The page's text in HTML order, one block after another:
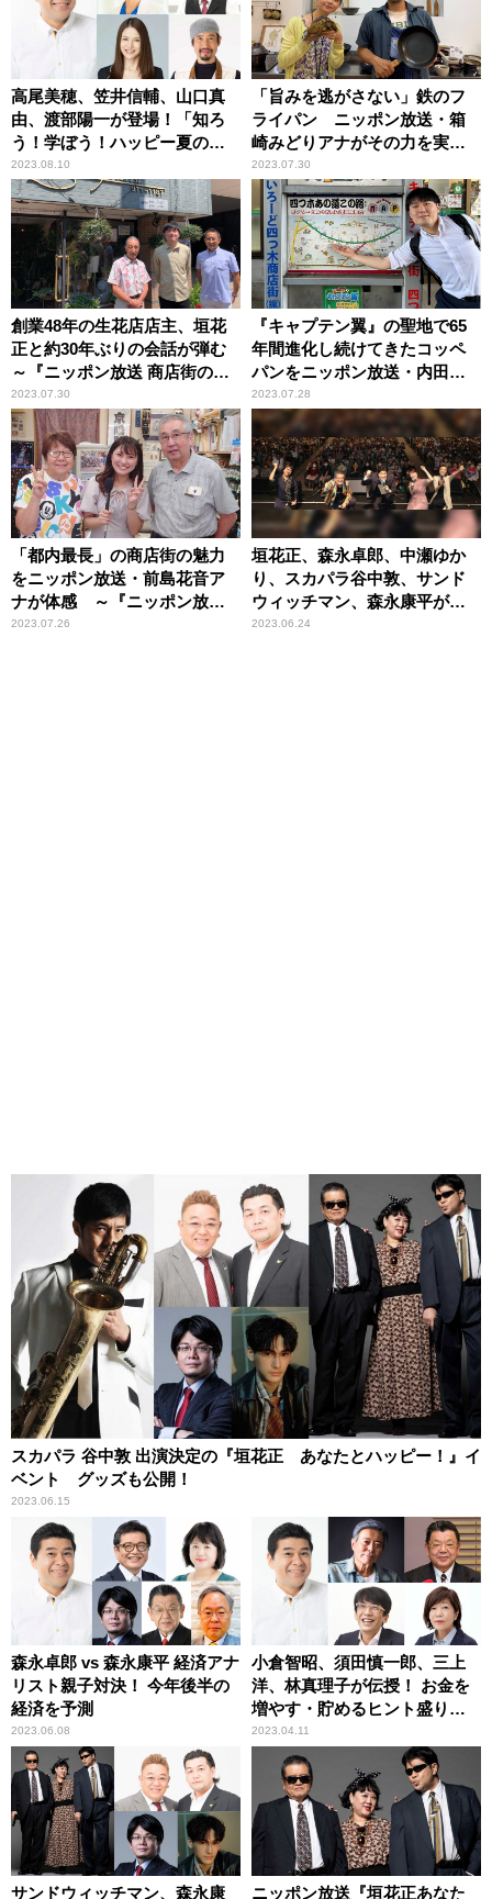
高尾美穂、笠井信輔、山口真
由、渡部陽一が登場！「知ろ
う！学ぼう！ハッピー夏の自
由研究」 ニッポン放送『垣
花正 あなたとハッピー！』
2023.08.10
「旨みを逃がさない」鉄のフ
ライパン ニッポン放送・箱
崎みどりアナがその力を実感
～『ニッポン放送 商店街の
魅力届け隊！』中延商店街
2023.07.30
創業48年の生花店店主、垣花
正と約30年ぶりの会話が弾む
～『ニッポン放送 商店街の魅
力届け隊！』市ヶ尾商栄会
2023.07.30
『キャプテン翼』の聖地で65
年間進化し続けてきたコッペ
パンをニッポン放送・内田雄
基アナが堪能！ ～『ニッポ
ン放送 商店街の魅力届け
隊！』まいろーど四つ木商店
街
2023.07.28
「都内最長」の商店街の魅力
をニッポン放送・前島花音ア
ナが体感 ～『ニッポン放送
商店街の魅力届け隊！』戸越
2023.07.26
垣花正、森永卓郎、中瀬ゆか
り、スカパラ谷中敦、サンド
ウィッチマン、森永康平が東
京国際フォーラム ホールAに
2023.06.24
スカパラ 谷中敦 出演決定の『垣花正 あなたとハッピー！』イ
ベント グッズも公開！
2023.06.15
森永卓郎 vs 森永康平 経済アナ
リスト親子対決！ 今年後半の
経済を予測
2023.06.08
小倉智昭、須田慎一郎、三上
洋、林真理子が伝授！ お金を
増やす・貯めるヒント盛りだ
くさんの４日間！ ニッポン放
送『垣花正 あなたとハッピ
ー！』
2023.04.11
サンドウィッチマン、森永康 ニッポン放送『垣花正あなた